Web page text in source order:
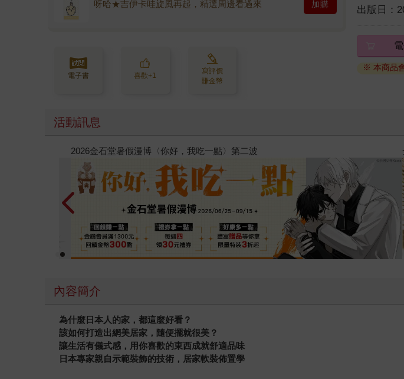
呀哈★吉伊卡哇旋風再起，精選周邊看過來 加購
電子書 喜歡+1
寫評價
賺金幣
出版日：
※ 本商品
活動訊息
春光ｘ奇幻基地｜全書系展
內容簡介
為什麼日本人的家，都這麼好看？
該如何打造出網美居家，隨便擺就很美？
讓生活有儀式感，用你喜歡的東西成就舒適品味
日本專家親自示範裝飾的技術，居家軟裝佈置學